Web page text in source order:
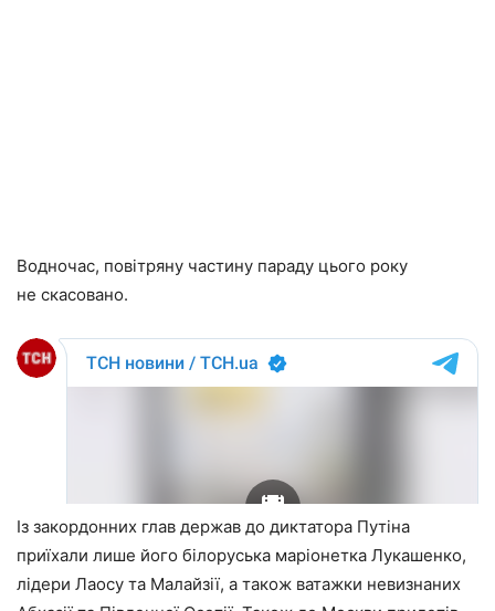
Водночас, повітряну частину параду цього року
не скасовано.
Із закордонних глав держав до диктатора Путіна
приїхали лише його білоруська маріонетка Лукашенко,
лідери Лаосу та Малайзії, а також ватажки невизнаних